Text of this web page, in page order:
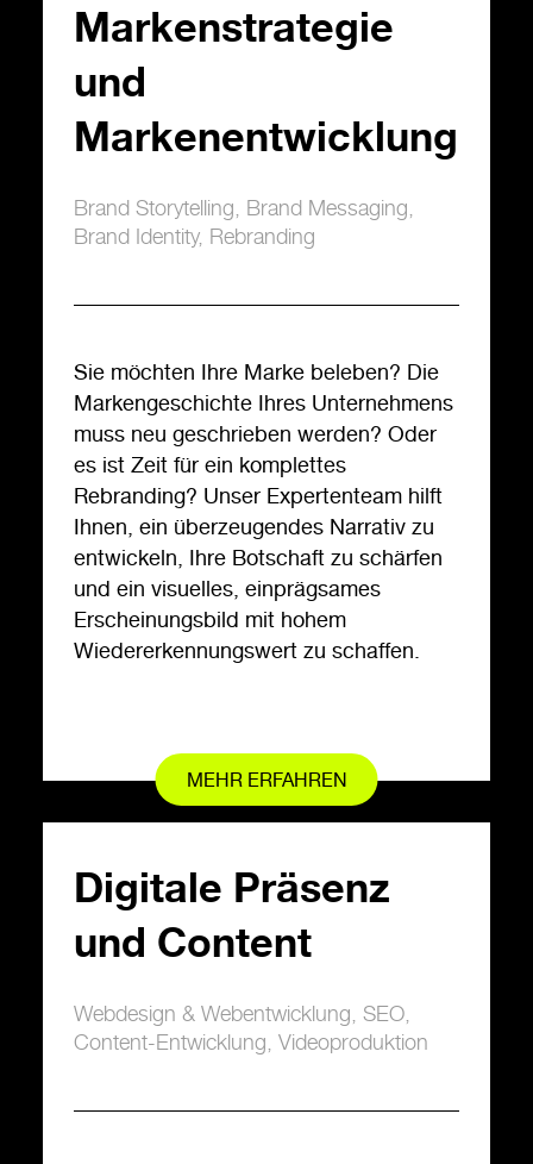
Markenstrategie
und
Markenentwicklung
Brand Storytelling Brand Messaging
Brand Identity, Rebranding
Sie möchten Ihre Marke beleben? Die
Markengeschichte Ihres Unternehmens
muss neu geschrieben werden? Oder
es ist Zeit für ein komplettes
Rebranding? Unser Expertenteam hilft
Ihnen, ein überzeugendes Narrativ zu
entwickeln, Ihre Botschaft zu schärfen
und ein visuelles, einprägsames
Erscheinungsbild mit hohem
Wiedererkennungswert zu schaffen.
MEHR ERFAHREN
Digitale Präsenz
und Content
Webdesign & Webentwicklung ,SEO
Content-Entwicklung ,Videoproduktion